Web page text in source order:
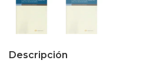
Descripción